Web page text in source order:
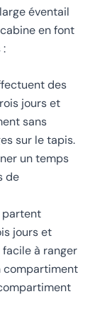
éventail
en font
:
des
jours et
sans
sur le tapis.
un temps
de
partent
jours et
à ranger
compartiment